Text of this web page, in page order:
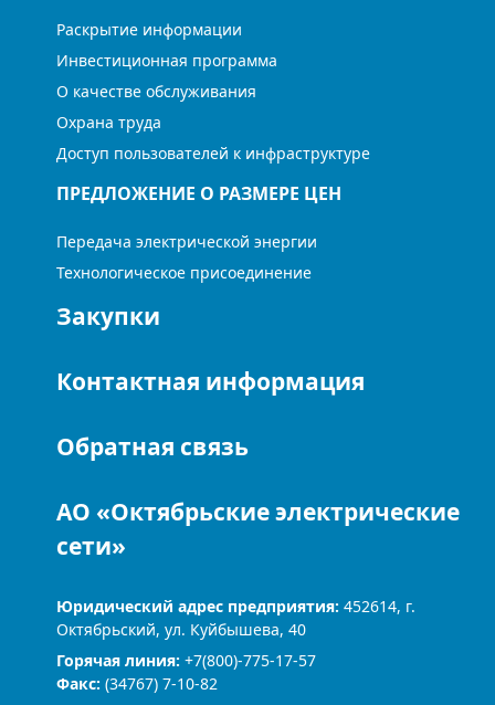
Раскрытие информации
Инвестиционная программа
О качестве обслуживания
Охрана труда
Доступ пользователей к инфраструктуре
ПРЕДЛОЖЕНИЕ О РАЗМЕРЕ ЦЕН
Передача электрической энергии
Технологическое присоединение
Закупки
Контактная информация
Обратная связь
АО «Октябрьские электрические
сети»
Юридический адрес предприятия: 452614, г.
Октябрьский, ул. Куйбышева, 40
Горячая линия: +7(800)-775-17-57
Факс: (34767) 7-10-82